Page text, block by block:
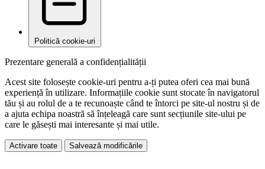
Politică cookie-uri
Prezentare generală a confidențialității
Acest site folosește cookie-uri pentru a-ți putea oferi cea mai bună
experiență în utilizare. Informațiile cookie sunt stocate în navigatorul
tău și au rolul de a te recunoaște când te întorci pe site-ul nostru și de
a ajuta echipa noastră să înțeleagă care sunt secțiunile site-ului pe
care le găsești mai interesante și mai utile.
Activare toate Salvează modificările